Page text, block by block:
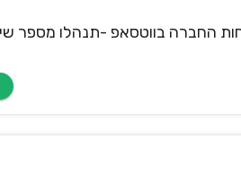
6.9 תתנו שירות לקוחות דיגיטאלי ללקוחות החברה